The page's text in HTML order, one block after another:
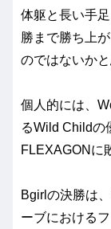
体躯と長い手
勝まで勝ち上
のではないか
個人的には、
るWild Childの
FLEXAGONに
Bgirlの決勝は
ーブにおける